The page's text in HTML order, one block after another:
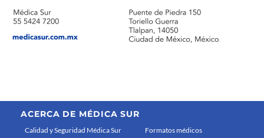
ACERCA DE MÉDICA SUR
Calidad y Seguridad Médica Sur
Formatos médicos